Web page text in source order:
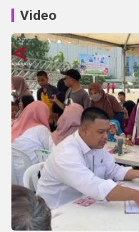
Video